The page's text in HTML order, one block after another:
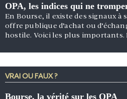
OPA, les indices qui ne
En Bourse, il existe des signaux
offre publique d’achat ou
hostile. Voici les plus importants.
VRAI OU FAUX ?
Bourse, la vérité sur les OPA